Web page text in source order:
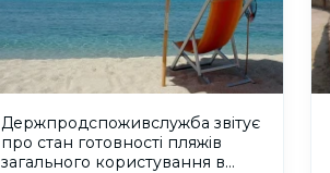
Держпродспоживслужба звітує
про стан готовності пляжів
загального користування в